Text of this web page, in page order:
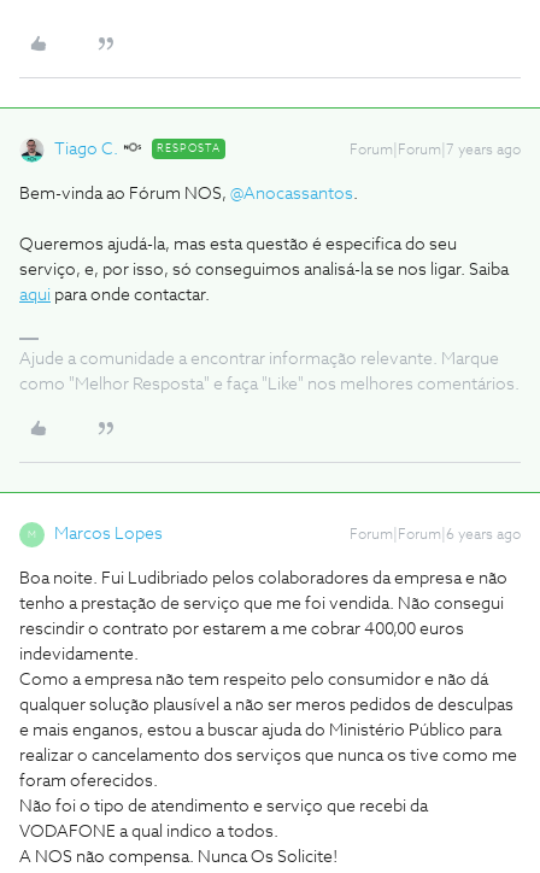
Tiago C. RESPOSTA Forum|Forum|7 years ago
Bem-vinda ao Fórum NOS, @Anocassantos.
Queremos ajudá-la, mas esta questão é especifica do seu
serviço, e, por isso, só conseguimos analisá-la se nos ligar. Saiba
aqui para onde contactar.
Ajude a comunidade a encontrar informação relevante. Marque
como "Melhor Resposta" e faça "Like" nos melhores comentários.
M Marcos Lopes Forum|Forum|6 years ago
Boa noite. Fui Ludibriado pelos colaboradores da empresa e não
tenho a prestação de serviço que me foi vendida. Não consegui
rescindir o contrato por estarem a me cobrar 400,00 euros
indevidamente.
Como a empresa não tem respeito pelo consumidor e não dá
qualquer solução plausível a não ser meros pedidos de desculpas
e mais enganos, estou a buscar ajuda do Ministério Público para
realizar o cancelamento dos serviços que nunca os tive como me
foram oferecidos.
Não foi o tipo de atendimento e serviço que recebi da
VODAFONE a qual indico a todos.
A NOS não compensa. Nunca Os Solicite!